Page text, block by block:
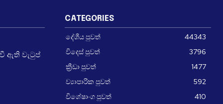
ඇති වැටුප්
CATEGORIES
දේශීය පුවත්
44343
විදෙස් පුවත්
3796
ක්‍රීඩා පුවත්
1477
ව්‍යාපාරික පුවත්
592
විශේෂාංග පුවත්
410